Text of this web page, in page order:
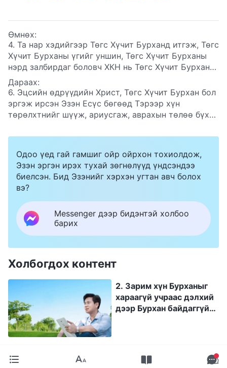
Өмнөх:
4. Та нар хэдийгээр Төгс Хүчит Бурханд итгэж, Төгс
Хүчит Бурханы үгийг уншин, Төгс Хүчит Бурханы
нэрд залбирдаг боловч ХКН нь Төгс Хүчит Бурханы
Чуулганыг хүн бий болгосон, та нар түүний хэлсэн
болгоныг хийдэг гэх мэдээлэл тарааж байна. Энэ
хүн бол тахилч, Бурханы ашигласан хүн бөгөөд тэр
захиргааны бүх асуудлыг хариуцдаг гэж та нар
гэрчилдэг. Би үүнийг ойлгож чадахгүй байна—Төгс
тайлбарлаад өгч болох уу?
Дараах:
6. Эцсийн өдрүүдийн Христ, Төгс Хүчит Бурхан бол
эргэж ирсэн Эзэн Есүс бөгөөд Тэрээр хүн
төрөлхтнийг шүүж, ариусгаж, аврахын төлөө бүх
Гэтэл ХКН та нарын итгэдэг “Төгс Хүчит Бурхан”
бүлийн талаар бүх зүйлийг мэддэг бөгөөд энэ
хүний зураг, нэр, гэр бүлийн хаягийг хүртэл
интернэтээр тавьсан байдаг. ХКН-ын хэлсэн зүйл
үнэн үү, худал уу гэдгийг би тодорхой ойлгож
чадахгүй байна.
Одоо үед гай гамшиг ойр ойрхон тохиолдож,
Эзэн эргэн ирэх тухай зөгнөлүүд үндсэндээ
биелсэн. Бид Эзэнийг хэрхэн угтан авч болох
вэ?
Messenger дээр бидэнтэй холбоо
барих
Холбогдох контент
2. Зарим хүн Бурханыг
хараагүй учраас дэлхий
дээр Бурхан байдаггүй
Бурхан үнэхээр байдаг